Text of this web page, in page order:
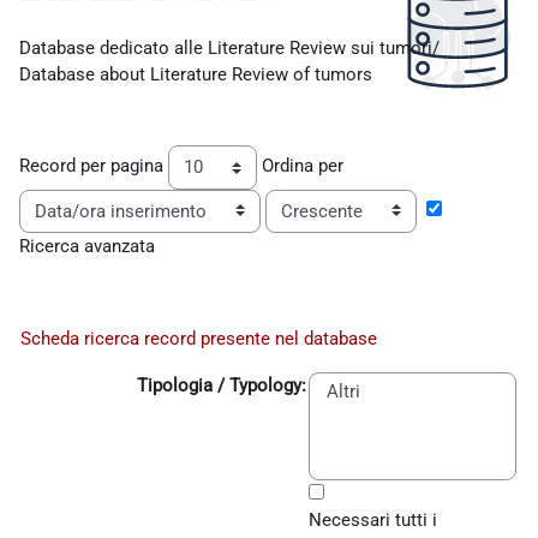
Database dedicato alle Literature Review sui tumori/
Database about Literature Review of tumors
Record per pagina
Ordina per
Ordine
Ricerca avanzata
Scheda ricerca record presente nel database
Tipologia / Typology:Tipologia
Necessari tutti i